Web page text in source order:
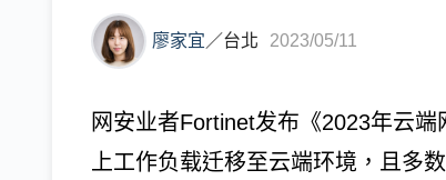
廖家宜 ／台北 2023/05/11
网安业者Fortinet发布《2023年云
上工作负载迁移至云端环境，且多